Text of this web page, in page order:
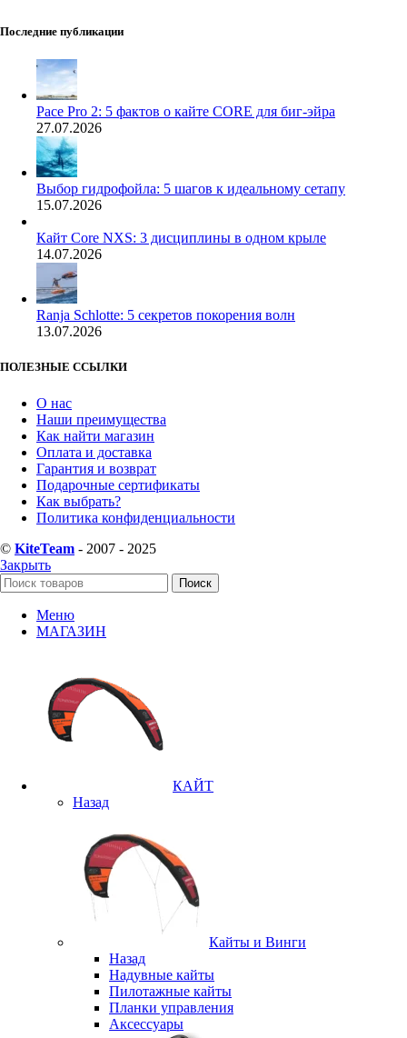
Последние публикации
Pace Pro 2: 5 фактов о кайте CORE для биг-эйра
27.07.2026
Выбор гидрофойла: 5 шагов к идеальному сетапу
15.07.2026
Кайт Core NXS: 3 дисциплины в одном крыле
14.07.2026
Ranja Schlotte: 5 секретов покорения волн
13.07.2026
ПОЛЕЗНЫЕ ССЫЛКИ
О нас
Наши преимущества
Как найти магазин
Оплата и доставка
Гарантия и возврат
Подарочные сертификаты
Как выбрать?
Политика конфиденциальности
© KiteTeam - 2007 - 2025
Закрыть
Поиск
Меню
МАГАЗИН
КАЙТ
Назад
Кайты и Винги
Назад
Надувные кайты
Пилотажные кайты
Планки управления
Аксессуары